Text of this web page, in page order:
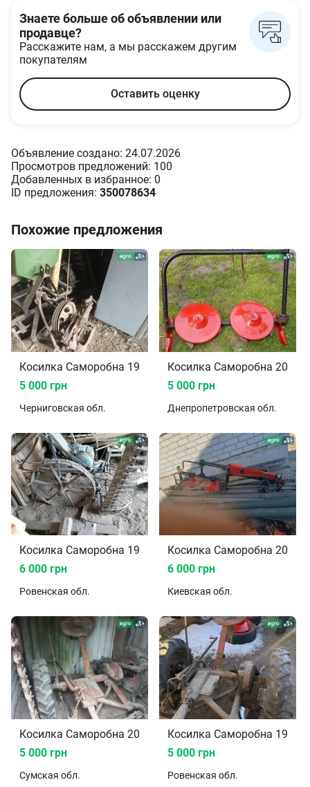
Знаете больше об объявлении или
продавце?
Расскажите нам, а мы расскажем другим
покупателям
Оставить оценку
Объявление создано: 24.07.2026
Просмотров предложений: 100
Добавленных в избранное: 0
ID предложения: 350078634
Похожие предложения
Косилка Саморобна 1990
5 000 грн
Черниговская обл.
Косилка Саморобна 2024
5 000 грн
Днепропетровская обл.
Косилка Саморобна 1960
6 000 грн
Ровенская обл.
Косилка Саморобна 2013
6 000 грн
Киевская обл.
Косилка Саморобна 2016
5 000 грн
Сумская обл.
Косилка Саморобна 1975
5 000 грн
Ровенская обл.